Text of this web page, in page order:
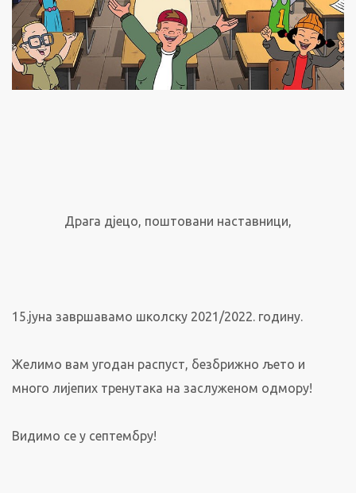
Драга дјецо, поштовани наставници,
15.јуна завршавамо школску 2021/2022. годину.
Желимо вам угодан распуст, безбрижно љето и
много лијепих тренутака на заслуженом одмору!
Видимо се у септембру!